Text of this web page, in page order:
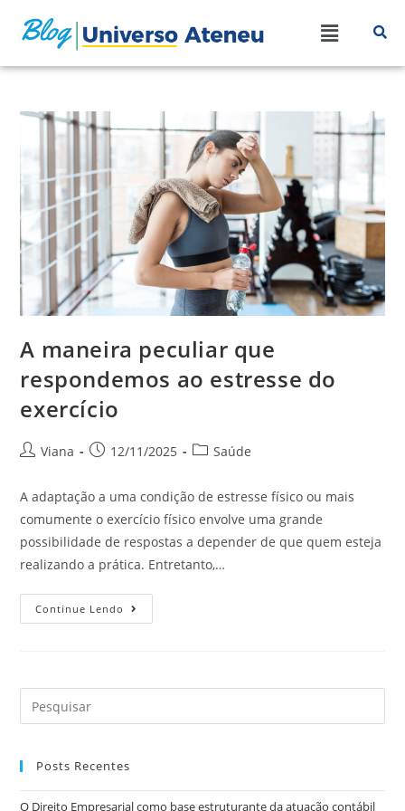
A maneira peculiar que
respondemos ao estresse do
exercício
Viana 12/11/2025 Saúde
A adaptação a uma condição de estresse físico ou mais
comumente o exercício físico envolve uma grande
possibilidade de respostas a depender de que quem esteja
realizando a prática. Entretanto,…
Continue Lendo
Posts Recentes
O Direito Empresarial como base estruturante da atuação contábil